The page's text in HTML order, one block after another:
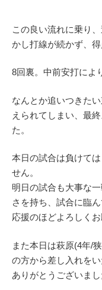
この良い流れに乗り
かし打線が続かず、得
8回裏。中前安打によ
なんとか追いつきた
えられてしまい、最
た。
本日の試合は負けて
せん。
明日の試合も大事な
さを持ち、試合に臨ん
応援のほどよろしくお
また本日は萩原(4年/
の方から差し入れをい
ありがとうございまし